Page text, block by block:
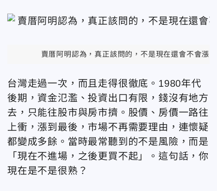
賣厝阿明認為，真正該問的，不是現在還會不會漲
台灣走過一次，而且走得很徹底。 1980年代
後期，資金氾濫、投資出口有限，錢沒有地方
去，只能往股市與房市擠。股價、房價一路往
上衝，漲到最後，市場不再需要理由，連懷疑
都變成多餘。當時最常聽到的不是風險，而是
「現在不進場，之後更買不起」。這句話，你
現在是不是很熟？